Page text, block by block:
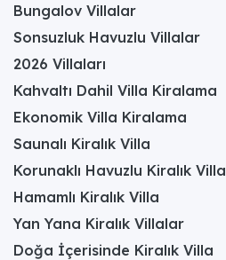
Bungalov Villalar
Sonsuzluk Havuzlu Villalar
2026 Villaları
Kahvaltı Dahil Villa Kiralama
Ekonomik Villa Kiralama
Saunalı Kiralık Villa
Korunaklı Havuzlu Kiralık Villa
Hamamlı Kiralık Villa
Yan Yana Kiralık Villalar
Doğa İçerisinde Kiralık Villa